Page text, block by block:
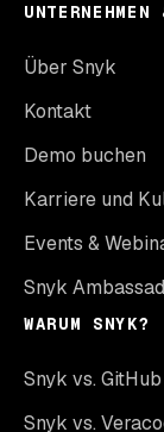
Über Snyk
Kontakt
Demo buchen
Karriere und
Events &
Snyk
WARUM SNYK?
Snyk vs.
Snyk vs.